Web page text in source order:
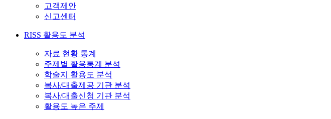
고객제안
신고센터
RISS 활용도 분석
자료 현황 통계
주제별 활용통계 분석
학술지 활용도 분석
복사/대출제공 기관 분석
복사/대출신청 기관 분석
활용도 높은 주제